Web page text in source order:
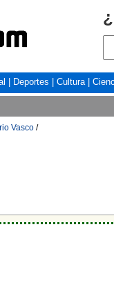
Deportes Cultura|
Vasco /